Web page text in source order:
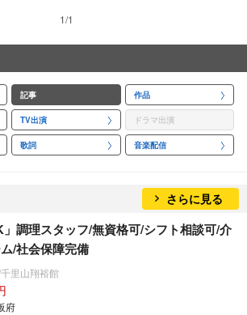
1/1
記事 作品
TV出演 ドラマ出演
歌詞 音楽配信
さらに見る
」調理スタッフ/無資格可/シフト相談可/介
/社会保障完備
里山翔裕館
府